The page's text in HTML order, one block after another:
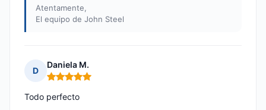
Atentamente,
El equipo de John Steel
D
Daniela M.
Nota: 5 de 5
Todo perfecto